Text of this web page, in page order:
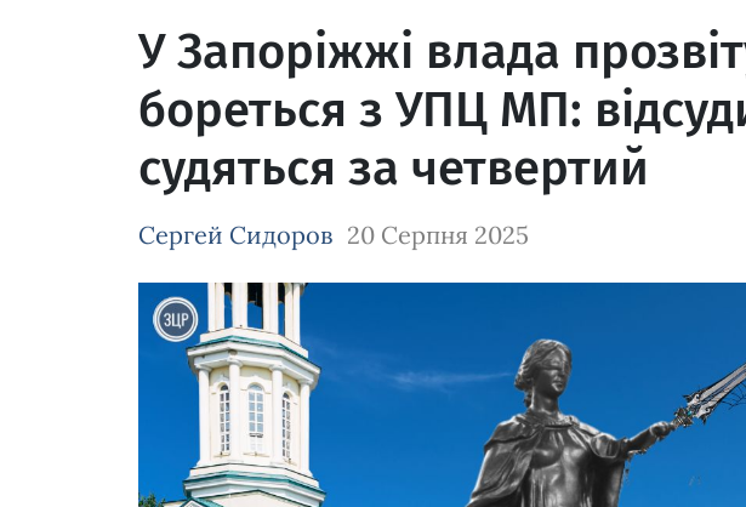
У Запоріжжі влада
бореться з УПЦ МП:
судяться за четвертий
Сергей Сидоров 20 Серпня 2025
Зображення завантажується